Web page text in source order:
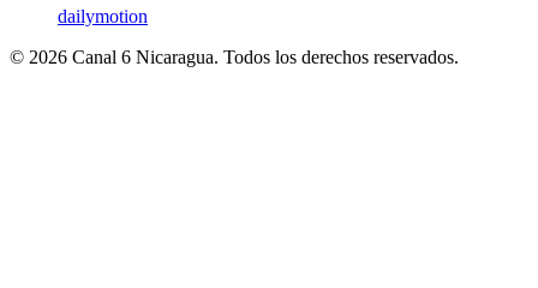
dailymotion
© 2026 Canal 6 Nicaragua. Todos los derechos reservados.